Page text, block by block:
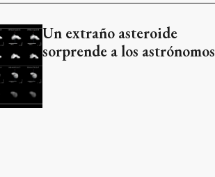
Un extraño asteroide
sorprende a los astrónomos